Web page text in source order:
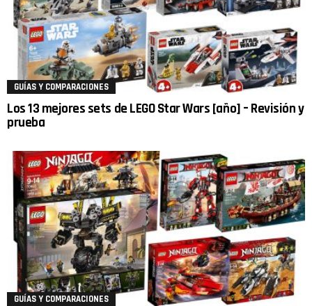
GUÍAS Y COMPARACIONES
Los 13 mejores sets de LEGO Star Wars [año] – Revisión y
prueba
GUÍAS Y COMPARACIONES